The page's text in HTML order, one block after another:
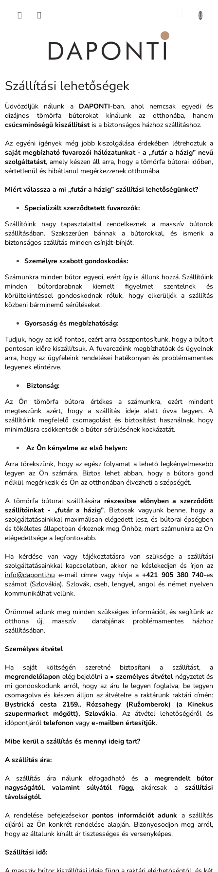
Szállítási lehetőségek
Üdvözöljük nálunk a DAPONTI-ban, ahol nemcsak egyedi és
dizájnos tömörfa bútorokat kínálunk az otthonába, hanem
csúcsminőségű kiszállítástis a biztonságos házhoz szállításhoz.
Az egyéni igények még jobb kiszolgálása érdekében létrehoztuk a
saját megbízható fuvarozói hálózatunkat - a „futár a házig” nevű
szolgáltatást, amely készen áll arra, hogy a tömörfa bútorai időben,
sértetlenül és hibátlanul megérkezzenek otthonába.
Miért válassza a mi „futár a házig” szállítási lehetőségünket?
Specializált szerződtetett fuvarozók:
Szállítóink nagy tapasztalattal rendelkeznek a masszív bútorok
szállításában. Szakszerűen bánnak a bútorokkal, és ismerik a
biztonságos szállítás minden csínját-bínját.
Személyre szabott gondoskodás:
Számunkra minden bútor egyedi, ezért így is állunk hozzá. Szállítóink
minden bútordarabnak kiemelt figyelmet szentelnek és
körültekintéssel gondoskodnak róluk, hogy elkerüljék a szállítás
közbeni bárminemű sérüléseket.
Gyorsaság és megbízhatóság:
Tudjuk, hogy az idő fontos, ezért arra összpontosítunk, hogy a bútort
pontosan időre kiszállítsuk. A fuvarozóink megbízhatóak és ügyelnek
arra, hogy az ügyfeleink rendelései hatékonyan és problémamentes
legyenek elintézve.
Biztonság:
Az Ön tömörfa bútora értékes a számunkra, ezért mindent
megteszünk azért, hogy a szállítás ideje alatt óvva legyen. A
szállítóink megfelelő csomagolást és biztosítást használnak, hogy
minimálisra csökkentsék a bútor sérülésének kockázatát.
Az Ön kényelme az első helyen:
Arra törekszünk, hogy az egész folyamat a lehető legkényelmesebb
legyen az Ön számára. Biztos lehet abban, hogy a bútora gond
nélkül megérkezik és Ön az otthonában élvezheti a szépségét.
A tömörfa bútorai szállítására részesítse előnyben a szerződött
szállítóinkat - „futár a házig”. Biztosak vagyunk benne, hogy a
szolgáltatásainkkal maximálisan elégedett lesz, és bútorai épségben
és tökéletes állapotban érkeznek meg Önhöz, mert számunkra az Ön
elégedettsége a legfontosabb.
Ha kérdése van vagy tájékoztatásra van szüksége a szállítási
szolgáltatásainkkal kapcsolatban, akkor ne késlekedjen és írjon az
info@daponti.hu e-mail címre vagy hívja a+421 905 380 740-es
számot (Szlovákia). Szlovák, cseh, lengyel, angol és német nyelven
kommunikálhat velünk.
Örömmel adunk meg minden szükséges információt, és segítünk az
otthona új, masszív
darabjának problémamentes házhoz
szállításában.
Személyes átvétel
Ha saját költségén szeretné biztosítani a szállítást, a
megrendelőlapon elég bejelölni a • személyes átvétel négyzetet és
mi gondoskodunk arról, hogy az áru le legyen foglalva, be legyen
csomagolva és készen álljon az átvételre a raktárunk raktári címén:
Bystrická cesta 2159., Rózsahegy (Ružomberok) (a Kinekus
szupermarket mögött), Szlovákia. Az átvétel lehetőségéről és
időpontjáról telefonon vagy e-mailben értesítjük.
Mibe kerül a szállítás és mennyi ideig tart?
A szállítás ára:
A szállítás ára nálunk elfogadható és a megrendelt bútor
nagyságától, valamint súlyától függ,akárcsak aszállítási
távolságtól.
A rendelése befejezésekorpontos információt adunk a szállítás
díjáról az Ön konkrét rendelése alapján. Bizonyosodjon meg arról,
hogy az általunk kínált ár tisztességes és versenyképes.
Szállítási idő: